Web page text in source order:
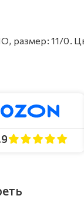
размер: 11/0.